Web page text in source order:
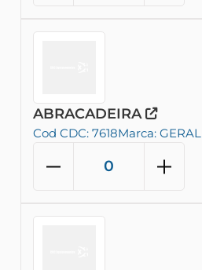
ABRACADEIRA
Cod CDC: 7618Marca: GERAL